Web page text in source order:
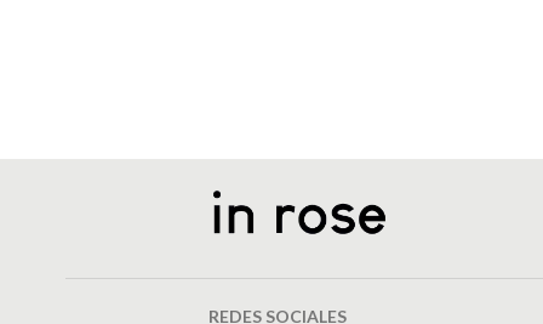
REDES SOCIALES